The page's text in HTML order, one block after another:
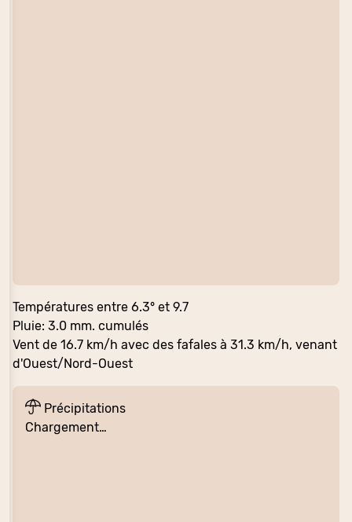
Températures entre 6.3° et 9.7
Pluie: 3.0 mm. cumulés
Vent de 16.7 km/h avec des fafales à 31.3 km/h, venant
d'Ouest/Nord-Ouest
Précipitations
Chargement…